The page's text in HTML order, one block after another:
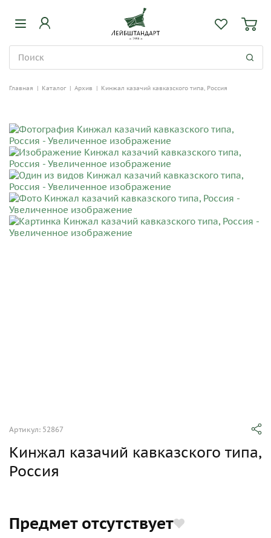
Главная | Каталог | Архив | Кинжал казачий кавказского типа, Россия
Артикул: 52867
Кинжал казачий кавказского типа,
Россия
Предмет отсутствует